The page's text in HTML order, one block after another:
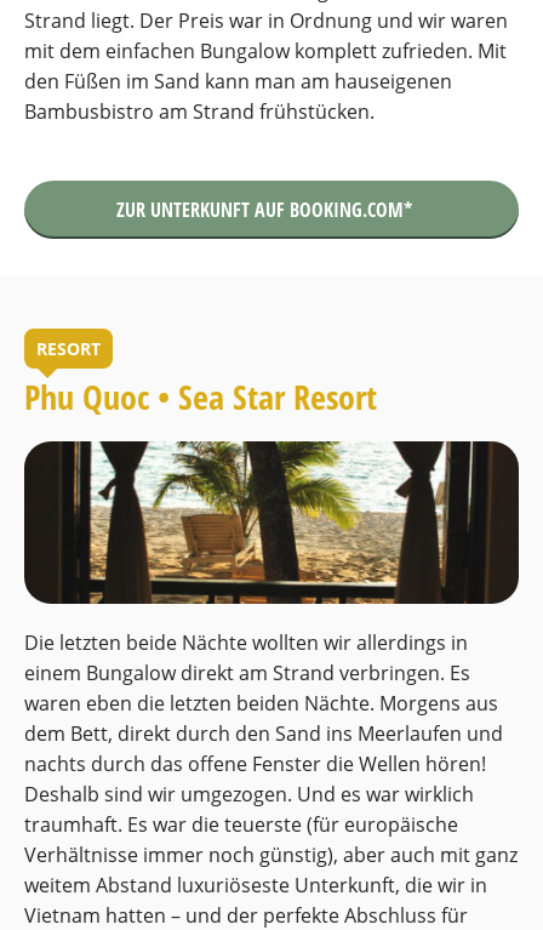
Strand liegt. Der Preis war in Ordnung und wir waren
mit dem einfachen Bungalow komplett zufrieden. Mit
den Füßen im Sand kann man am hauseigenen
Bambusbistro am Strand frühstücken.
ZUR UNTERKUNFT AUF BOOKING.COM*
RESORT
Phu Quoc • Sea Star Resort
Die letzten beide Nächte wollten wir allerdings in
einem Bungalow direkt am Strand verbringen. Es
waren eben die letzten beiden Nächte. Morgens aus
dem Bett, direkt durch den Sand ins Meerlaufen und
nachts durch das offene Fenster die Wellen hören!
Deshalb sind wir umgezogen. Und es war wirklich
traumhaft. Es war die teuerste (für europäische
Verhältnisse immer noch günstig), aber auch mit ganz
weitem Abstand luxuriöseste Unterkunft, die wir in
Vietnam hatten – und der perfekte Abschluss für